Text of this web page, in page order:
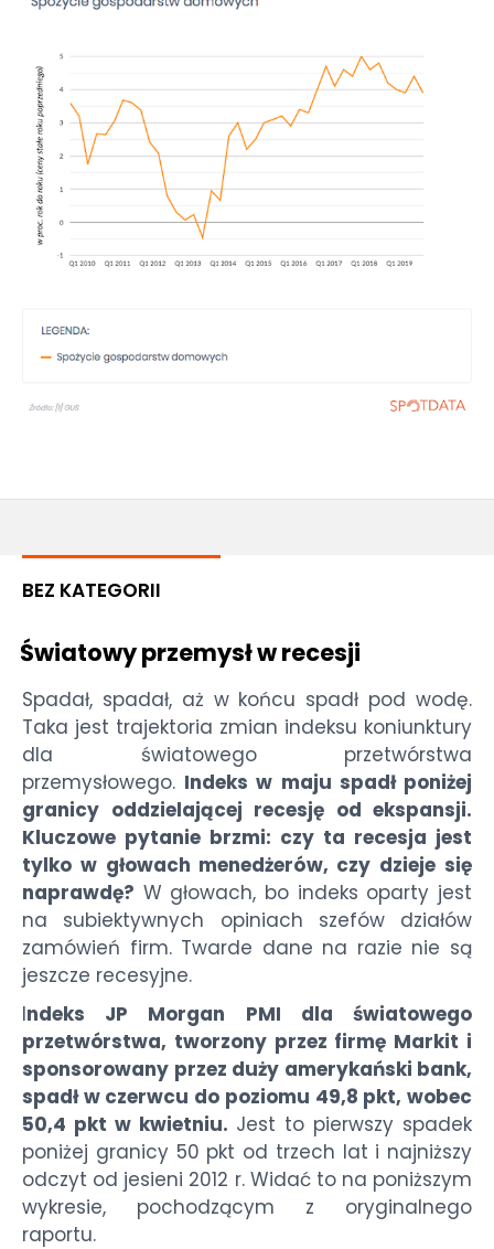
BEZ KATEGORII
Światowy przemysł w recesji
Spadał, spadał, aż w końcu spadł pod wodę.
Taka jest trajektoria zmian indeksu koniunktury
dla światowego przetwórstwa
przemysłowego. Indeks w maju spadł poniżej
granicy oddzielającej recesję od ekspansji.
Kluczowe pytanie brzmi: czy ta recesja jest
tylko w głowach menedżerów, czy dzieje się
naprawdę? W głowach, bo indeks oparty jest
na subiektywnych opiniach szefów działów
zamówień firm. Twarde dane na razie nie są
jeszcze recesyjne.
Indeks JP Morgan PMI dla światowego
przetwórstwa, tworzony przez firmę Markit i
sponsorowany przez duży amerykański bank,
spadł w czerwcu do poziomu 49,8 pkt, wobec
50,4 pkt w kwietniu. Jest to pierwszy spadek
poniżej granicy 50 pkt od trzech lat i najniższy
odczyt od jesieni 2012 r. Widać to na poniższym
wykresie, pochodzącym z oryginalnego
raportu.